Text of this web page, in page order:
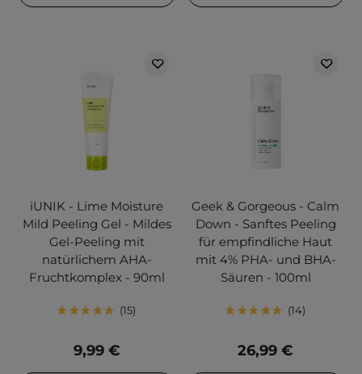
iUNIK - Lime Moisture
Mild Peeling Gel - Mildes
Gel-Peeling mit
natürlichem AHA-
Fruchtkomplex - 90ml
15
9,99 €
Geek & Gorgeous - Calm
Down - Sanftes Peeling
für empfindliche Haut
mit 4% PHA- und BHA-
Säuren - 100ml
14
26,99 €